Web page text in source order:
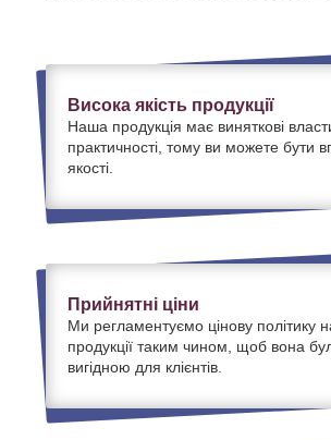
Висока якість продукції
Наша продукція має виняткові
практичності, тому ви можете бути
якості.
Прийнятні ціни
Ми регламентуємо цінову політику
продукції таким чином, щоб вона
вигідною для клієнтів.